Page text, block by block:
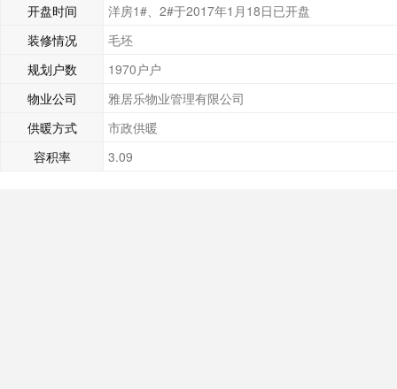
开盘时间
洋房1#、2#于2017年1月18日​已开盘
装修情况
毛坯
规划户数
1970户户
物业公司
雅居乐物业管理有限公司
供暖方式
市政供暖
容积率
3.09